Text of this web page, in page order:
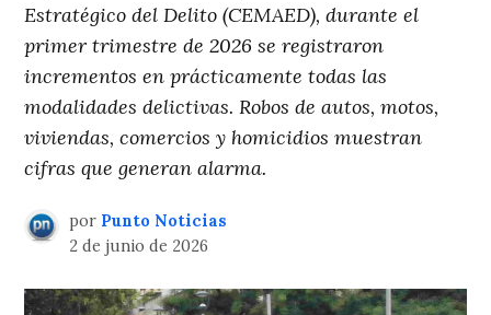
Estratégico del Delito (CEMAED), durante el
primer trimestre de 2026 se registraron
incrementos en prácticamente todas las
modalidades delictivas. Robos de autos, motos,
viviendas, comercios y homicidios muestran
cifras que generan alarma.
por Punto Noticias
2 de junio de 2026